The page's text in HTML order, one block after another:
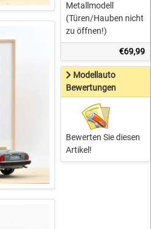
Metallmodell
(Türen/Hauben nicht
zu öffnen!)
€69,99
Modellauto
Bewertungen
Bewerten Sie diesen
Artikel!